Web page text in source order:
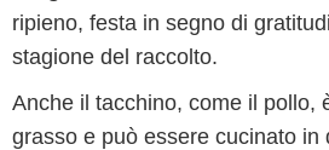
ripieno, festa in segno di
stagione del raccolto.
Anche il tacchino, come il pollo,
grasso e può essere cucinato in